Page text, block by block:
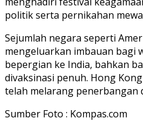
politik serta pernikahan
Sejumlah negara seperti
mengeluarkan imbauan bagi
bepergian ke India, bahkan
divaksinasi penuh. Hong
telah melarang penerbangan
Sumber Foto : Kompas.com